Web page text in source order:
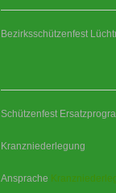
Bezirksschützenfest
Schützenfest
Kranzniederlegung
Ansprache